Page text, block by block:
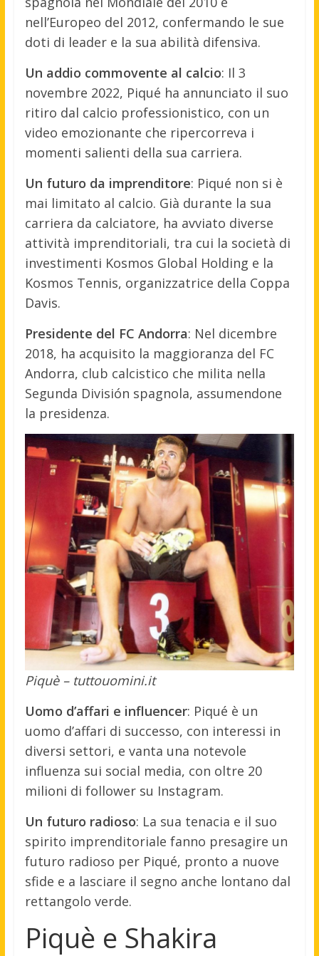
nell’Europeo del 2012, confermando le sue
doti di leader e la sua abilità difensiva.
Un addio commovente al calcio: Il 3
novembre 2022, Piqué ha annunciato il suo
ritiro dal calcio professionistico, con un
video emozionante che ripercorreva i
momenti salienti della sua carriera.
Un futuro da imprenditore: Piqué non si è
mai limitato al calcio. Già durante la sua
carriera da calciatore, ha avviato diverse
attività imprenditoriali, tra cui la società di
investimenti Kosmos Global Holding e la
Kosmos Tennis, organizzatrice della Coppa
Davis.
Presidente del FC Andorra: Nel dicembre
2018, ha acquisito la maggioranza del FC
Andorra, club calcistico che milita nella
Segunda División spagnola, assumendone
la presidenza.
Piquè – tuttouomini.it
Uomo d’affari e influencer: Piqué è un
uomo d’affari di successo, con interessi in
diversi settori, e vanta una notevole
influenza sui social media, con oltre 20
milioni di follower su Instagram.
Un futuro radioso: La sua tenacia e il suo
spirito imprenditoriale fanno presagire un
futuro radioso per Piqué, pronto a nuove
sfide e a lasciare il segno anche lontano dal
rettangolo verde.
Piquè e Shakira